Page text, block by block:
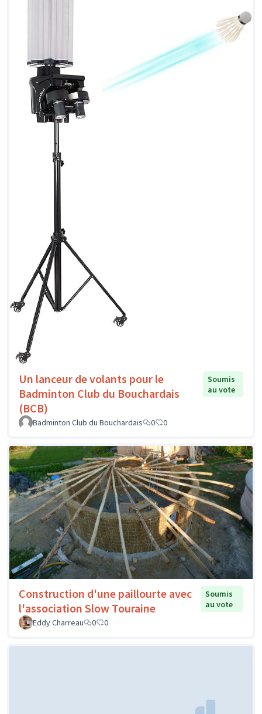
Un lanceur de volants pour le
Badminton Club du Bouchardais
(BCB)
Soumis
au vote
Badminton Club du Bouchardais 0 0
Construction d'une paillourte avec
l'association Slow Touraine
Soumis
au vote
Eddy Charreau
0 0